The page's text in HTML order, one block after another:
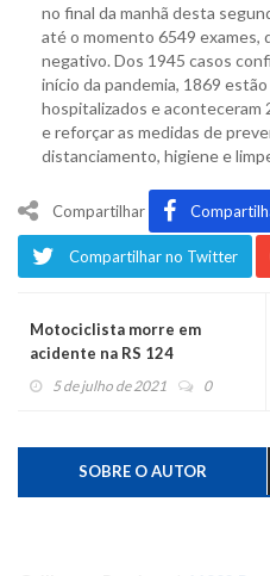
no final da manhã desta
até o momento 6549 exames,
negativo. Dos 1945 casos
início da pandemia, 1869
hospitalizados e
e reforçar as medidas de
distanciamento, higiene e
Compartilhar
Compartilhar no Twitter
Motociclista morre em
acidente na RS 124
5 de julho de 2021 0
SOBRE O AUTOR